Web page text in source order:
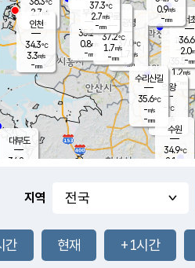
과천
35.5℃
1.2m/s
- mm
34.7
℃
대부도
34.8
℃
2.7 m/s
-mm
의왕
- ℃
m/s
mm
mm
광명
37.0
℃
1.7 m/s
-mm
부천
35.2℃
0.8m/s
-mm
-mm
구로
37.2℃
1.7m/s
-mm
서
36.6
2.0
-mm
수리산길
35.6℃
-m/s
-mm
37.3℃
2.7m/s
-mm
수원
34.9℃
2.1 m/s
인천
34.3℃
3.3m/s
-mm
0.9m/s
-mm
지역
간 현재 +1시간